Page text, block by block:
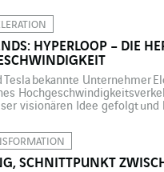
HYPERLOOP – DIE
Tesla bekannte Unternehmer
visionären Idee gefolgt und
von Science-Fiction-
den USA, Europa oder Asien
unter […]
SCHNITTPUNKT